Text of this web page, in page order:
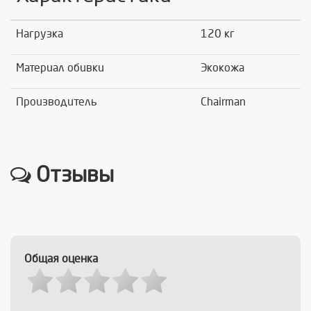
Нагрузка 120 кг
Материал обивки Экокожа
Производитель Chairman
Отзывы
Общая оценка